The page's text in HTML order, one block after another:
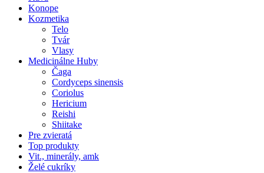
Konope
Kozmetika
Telo
Tvár
Vlasy
Medicinálne Huby
Čaga
Cordyceps sinensis
Coriolus
Hericium
Reishi
Shiitake
Pre zvieratá
Top produkty
Vit., minerály, amk
Želé cukríky